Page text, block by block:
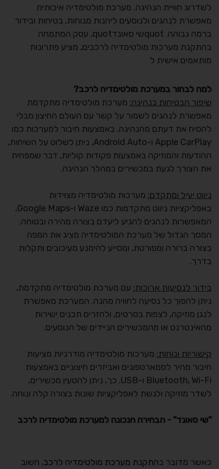
לשדרוג חוויית הנהיגה. מערכת מולטימדיה איכותית
מאפשרת לנהגים ולנוסעים ליהנות מנוחות, בטיחות ובידור
ברמה גבוהה. quotשי סאונדquot, עסק המתמחה
בהתקנת מערכות מולטימדיה לרכבים, מציע פתרונות
מותאמים אישית ל
למה לבחור במערכת מולטימדיה לרכב?
שיפור הבטיחות בנהיגה: מערכת מולטימדיה מתקדמת
מאפשרת לנהגים לשמור על קשר עם העולם החיצון מבלי
להסיח את דעתם מהנהיגה. באמצעות חיבור למערכות כמו
Apple CarPlay ו-Android Auto, ניתן לשלוט על השיחות,
ההודעות והמוזיקה באמצעות פקודות קוליות, דבר שמפחית
את הצורך לגעת במכשירים במהלך הנהיגה.
ניווט יעיל ומתקדם: מערכות מולטימדיה מצוידות
באפליקציות ניווט מתקדמות כמו Waze ו-Google Maps,
המאפשרות לנהגים להגיע ליעדם בצורה מהירה ובטוחה.
המסך הגדול של מערכת המולטימדיה מציג את המפה
בצורה ברורה ומפורטת, ומסייע להימנע מעיכובים ותקלות
בדרך.
בידור לנסיעות ארוכות: עם מערכת מולטימדיה מתקדמת,
ניתן להפוך כל נסיעה לחוויה מהנה. המערכת מאפשרת
לנגן מוזיקה, לצפות בסרטים, ולהזרים תכנים ישירות
מהאינטרנט או מהמכשירים הניידים של הנוסעים.
קישוריות ונוחות: מערכות מולטימדיה מודרניות מציעות
חיבור מהיר לסמארטפונים ואביזרים חיצוניים באמצעות
Bluetooth, Wi-Fi ו-USB. כך, ניתן להטעין מכשירים,
לשדר מוזיקה ולגשת לאפליקציות שונות בצורה קלה ונוחה.
"שי סאונד" - הבחירה הנכונה למערכת מולטימדיה לרכב
כאשר מדובר בהתקנת מערכת מולטימדיה לרכב, חשוב